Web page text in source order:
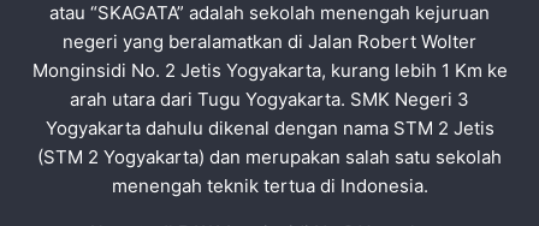
atau “SKAGATA” adalah sekolah menengah kejuruan
negeri yang beralamatkan di Jalan Robert Wolter
Monginsidi No. 2 Jetis Yogyakarta, kurang lebih 1 Km ke
arah utara dari Tugu Yogyakarta. SMK Negeri 3
Yogyakarta dahulu dikenal dengan nama STM 2 Jetis
(STM 2 Yogyakarta) dan merupakan salah satu sekolah
menengah teknik tertua di Indonesia.